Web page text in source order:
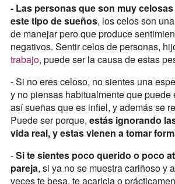
- Las personas que son muy
este tipo de sueños, los celos son
de manejar pero que produce
negativos. Sentir celos de personas,
trabajo, puede ser la causa de estas
- Si no eres celoso, no sientes una
y no piensas habitualmente que puede
así sueñas que es infiel, y además se
Puede ser porque, estás ignorando
vida real, y estas vienen a tomar
-Si te sientes poco querido o poco
pareja, si ya no se muestra cariñoso y
veces te besa, te acaricia o